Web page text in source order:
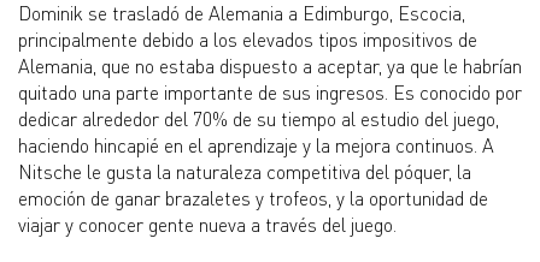
Dominik se trasladó de Alemania a Edimburgo, Escocia,
principalmente debido a los elevados tipos impositivos de
Alemania, que no estaba dispuesto a aceptar, ya que le habrían
quitado una parte importante de sus ingresos. Es conocido por
dedicar alrededor del 70% de su tiempo al estudio del juego,
haciendo hincapié en el aprendizaje y la mejora continuos. A
Nitsche le gusta la naturaleza competitiva del póquer, la
emoción de ganar brazaletes y trofeos, y la oportunidad de
viajar y conocer gente nueva a través del juego.